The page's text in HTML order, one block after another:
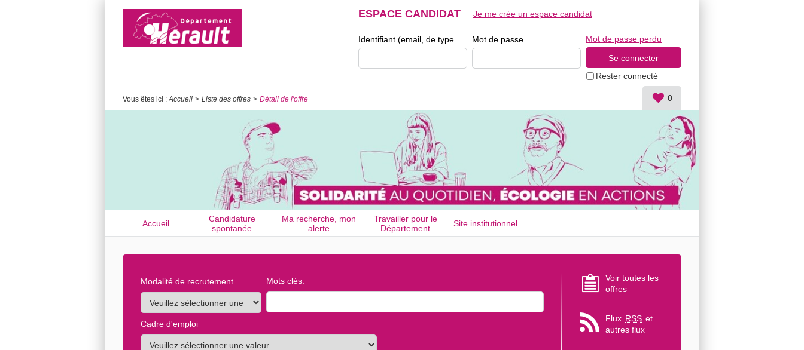
ESPACE CANDIDAT
Mot de passe
Rester connecté
Mot de passe perdu
Je me crée un espace candidat
Vous êtes ici : Accueil Liste des offres Détail de l'offre 0
Accueil
Candidature
spontanée
Ma recherche, mon
alerte
Travailler pour le
Département
Site institutionnel
Modalité de recrutement Mots clés:
Cadre d'emploi
Voir toutes les
offres
Flux RSS et
autres flux